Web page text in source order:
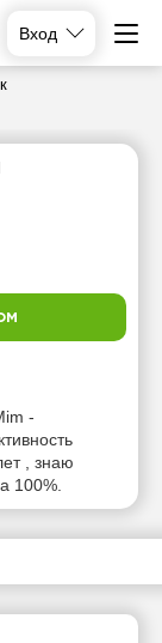
Вход
-
, знаю
100%.
свободных
часов